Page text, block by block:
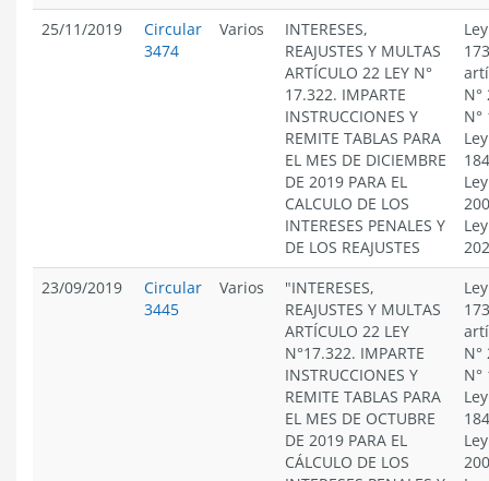
25/11/2019
Circular
3474
Varios
INTERESES,
REAJUSTES Y MULTAS
ARTÍCULO 22 LEY N°
17.322. IMPARTE
INSTRUCCIONES Y
REMITE TABLAS PARA
EL MES DE DICIEMBRE
DE 2019 PARA EL
CALCULO DE LOS
INTERESES PENALES Y
DE LOS REAJUSTES
N°
N°
23/09/2019
Circular
3445
Varios
"INTERESES,
REAJUSTES Y MULTAS
ARTÍCULO 22 LEY
N°17.322. IMPARTE
INSTRUCCIONES Y
REMITE TABLAS PARA
EL MES DE OCTUBRE
DE 2019 PARA EL
CÁLCULO DE LOS
N°
N°